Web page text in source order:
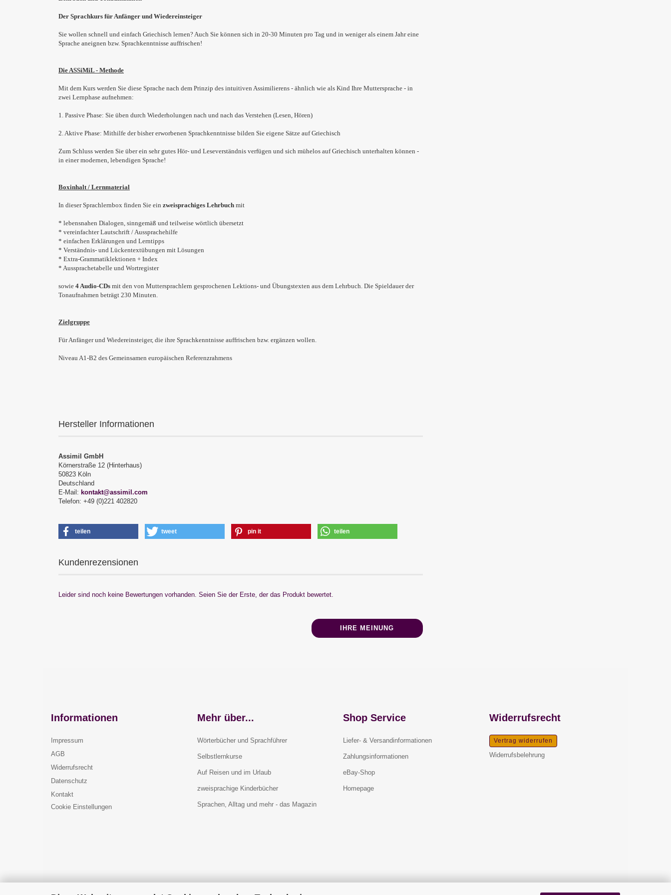
Der Sprachkurs für Anfänger und Wiedereinsteiger
Sie wollen schnell und einfach Griechisch lernen? Auch Sie können sich in 20-30 Minuten pro Tag und in weniger als einem Jahr eine
Sprache aneignen bzw. Sprachkenntnisse auffrischen!
Die ASSiMiL - Methode
Mit dem Kurs werden Sie diese Sprache nach dem Prinzip des intuitiven Assimilierens - ähnlich wie als Kind Ihre Muttersprache - in
zwei Lernphase aufnehmen:
1. Passive Phase: Sie üben durch Wiederholungen nach und nach das Verstehen (Lesen, Hören)
2. Aktive Phase: Mithilfe der bisher erworbenen Sprachkenntnisse bilden Sie eigene Sätze auf Griechisch
Zum Schluss werden Sie über ein sehr gutes Hör- und Leseverständnis verfügen und sich mühelos auf Griechisch unterhalten können -
in einer modernen, lebendigen Sprache!
Boxinhalt / Lernmaterial
In dieser Sprachlernbox finden Sie ein zweisprachiges Lehrbuch mit
* lebensnahen Dialogen, sinngemäß und teilweise wörtlich übersetzt
* vereinfachter Lautschrift / Aussprachehilfe
* einfachen Erklärungen und Lerntipps
* Verständnis- und Lückentextübungen mit Lösungen
* Extra-Grammatiklektionen + Index
* Aussprachetabelle und Wortregister
sowie 4 Audio-CDs mit den von Muttersprachlern gesprochenen Lektions- und Übungstexten aus dem Lehrbuch. Die Spieldauer der
Tonaufnahmen beträgt 230 Minuten.
Zielgruppe
Für Anfänger und Wiedereinsteiger, die ihre Sprachkenntnisse auffrischen bzw. ergänzen wollen.
Niveau A1-B2 des Gemeinsamen europäischen Referenzrahmens
Hersteller Informationen
Assimil GmbH
Körnerstraße 12 (Hinterhaus)
50823 Köln
Deutschland
E-Mail: kontakt@assimil.com
Telefon: +49 (0)221 402820
teilen tweet pin it teilen
Kundenrezensionen
Leider sind noch keine Bewertungen vorhanden. Seien Sie der Erste, der das Produkt bewertet.
IHRE MEINUNG
Informationen
Impressum
AGB
Widerrufsrecht
Datenschutz
Kontakt
Cookie Einstellungen
Mehr über...
Wörterbücher und Sprachführer
Selbstlernkurse
Auf Reisen und im Urlaub
zweisprachige Kinderbücher
Sprachen, Alltag und mehr - das Magazin
Shop Service
Liefer- & Versandinformationen
Zahlungsinformationen
eBay-Shop
Homepage
Widerrufsrecht
Vertrag widerrufen
Widerrufsbelehrung